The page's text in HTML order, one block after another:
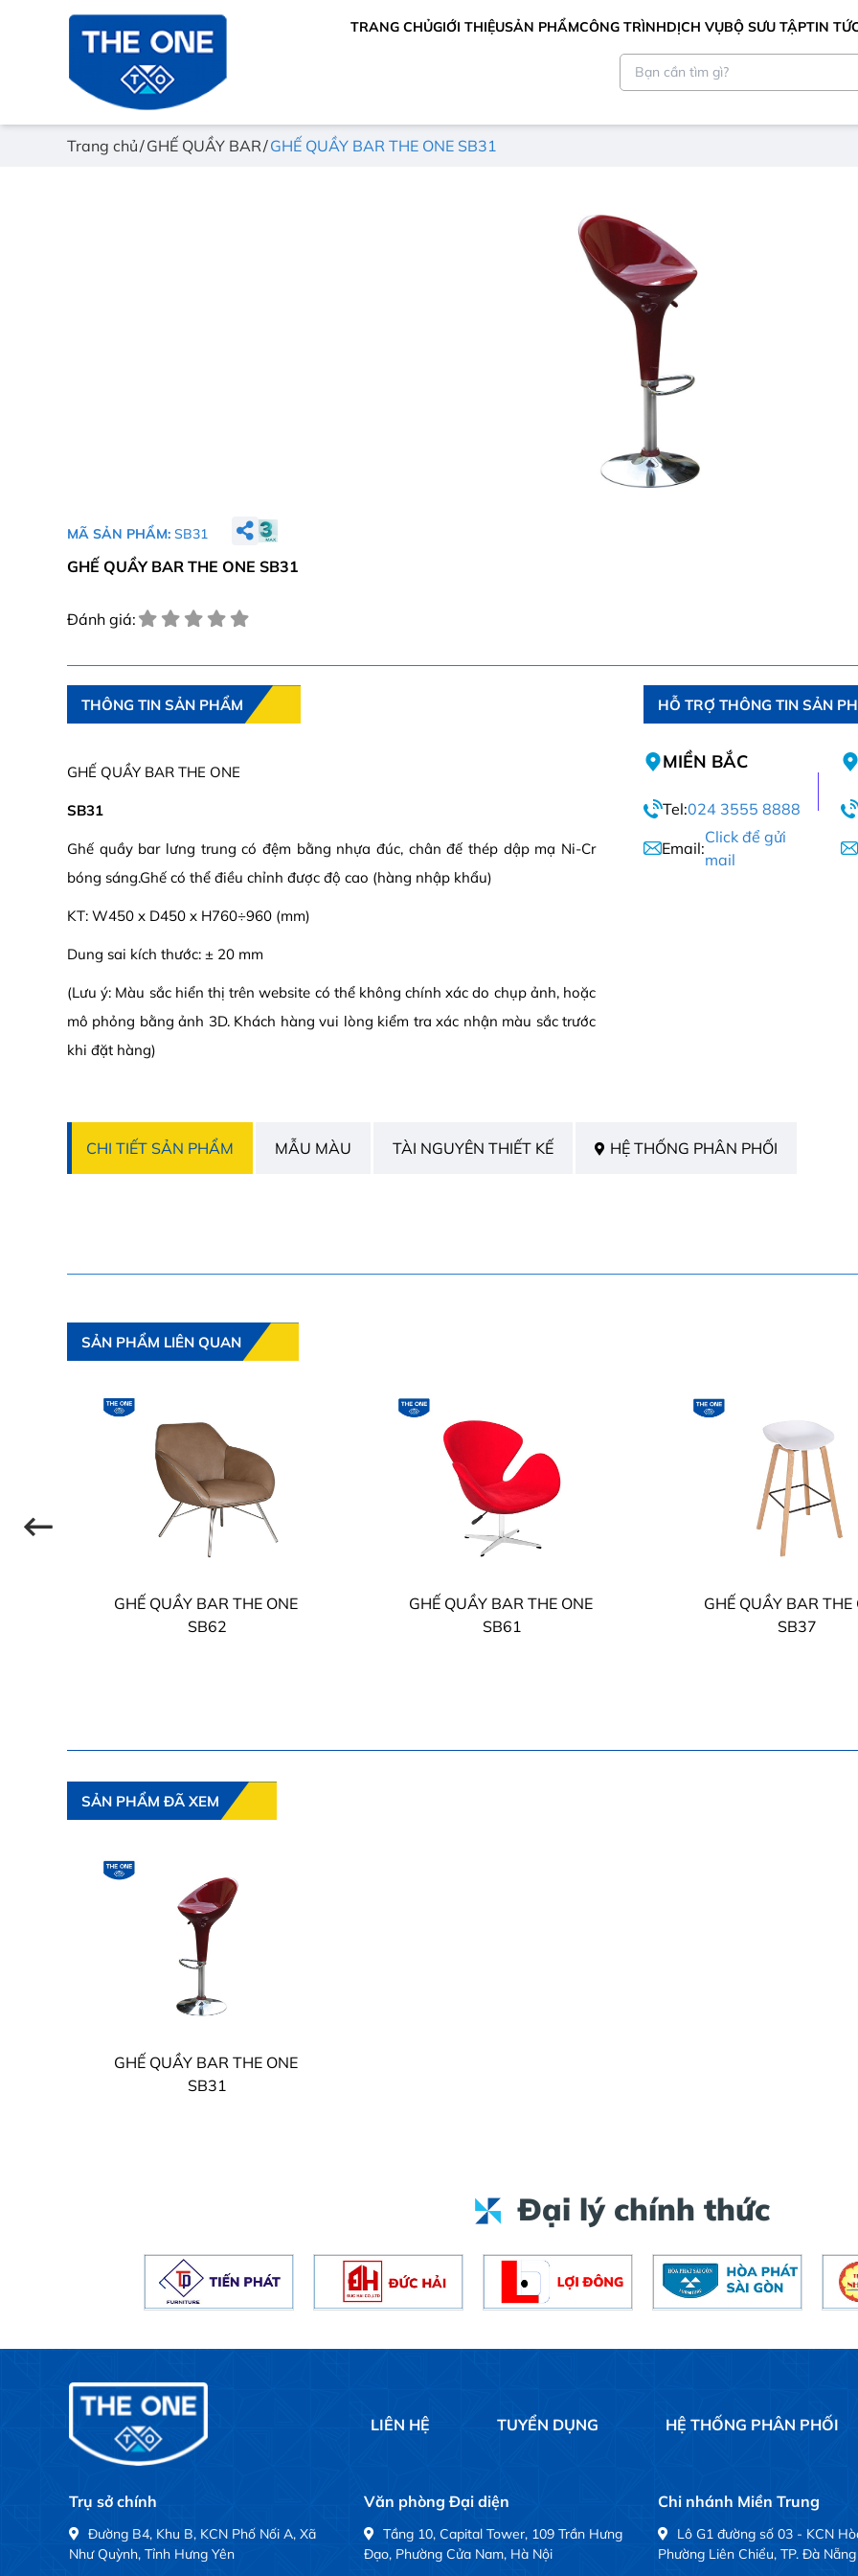
TRANG CHỦGIỚI THIỆUSẢN PHẨMCÔNG TRÌNHDỊCH VỤBỘ SƯU TẬPTIN
Trang chủ GHẾ QUẦY BAR GHẾ QUẦY BAR THE ONE SB31
MÃ SẢN PHẨM: SB31
GHẾ QUẦY BAR THE ONE SB31
Đánh giá:
THÔNG TIN SẢN PHẨM
GHẾ QUẦY BAR THE ONE
SB31
Ghế quầy bar lưng trung có đệm bằng nhựa đúc, chân đế thép dập mạ Ni-Cr
bóng sáng.Ghế có thể điều chỉnh được độ cao (hàng nhập khẩu)
KT: W450 x D450 x H760÷960 (mm)
Dung sai kích thước: ± 20 mm
(Lưu ý: Màu sắc hiển thị trên website có thể không chính xác do chụp ảnh, hoặc
mô phỏng bằng ảnh 3D. Khách hàng vui lòng kiểm tra xác nhận màu sắc trước
khi đặt hàng)
HỖ TRỢ THÔNG TIN SẢN
MIỀN BẮC
Tel:024 3555 8888
Email:
Click để gửi
mail
CHI TIẾT SẢN PHẨM MẪU MÀU TÀI NGUYÊN THIẾT KẾ HỆ THỐNG PHÂN PHỐI
SẢN PHẨM LIÊN QUAN
GHẾ QUẦY BAR THE ONE
SB62
GHẾ QUẦY BAR THE ONE
SB61
GHẾ QUẦY BAR THE
SB37
SẢN PHẨM ĐÃ XEM
GHẾ QUẦY BAR THE ONE
SB31
Đại lý chính thức
LIÊN HỆ TUYỂN DỤNG HỆ THỐNG PHÂN PHỐI
Trụ sở chính
Đường B4, Khu B, KCN Phố Nối A, Xã
Như Quỳnh, Tỉnh Hưng Yên
Văn phòng Đại diện
Tầng 10, Capital Tower, 109 Trần Hưng
Đạo, Phường Cửa Nam, Hà Nội
Chi nhánh Miền Trung
Lô G1 đường số 03 - KCN
Phường Liên Chiểu, TP. Đà Nẵng